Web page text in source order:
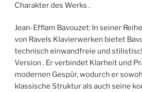
Charakter des Werks .
Jean-Efflam Bavouzet: In seiner
von Ravels Klavierwerken bietet
technisch einwandfreie und
Version . Er verbindet Klarheit und
modernen Gespür, wodurch er
klassische Struktur als auch seine